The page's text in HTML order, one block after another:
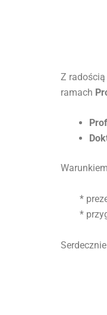
Z
ramach
*
*